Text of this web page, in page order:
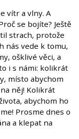
vítr a vlny. A
se bojíte? Ještě
strach, protože
nás vede k tomu,
ošklivé věci, a
i s námi: kolikrát
místo abychom
něj! Kolikrát
abychom ho
Prosme dnes o
a klepat na